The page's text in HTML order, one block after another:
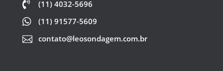
 (11) 4032-5696

(11) 91577-5609

contato@leosondagem.com.br